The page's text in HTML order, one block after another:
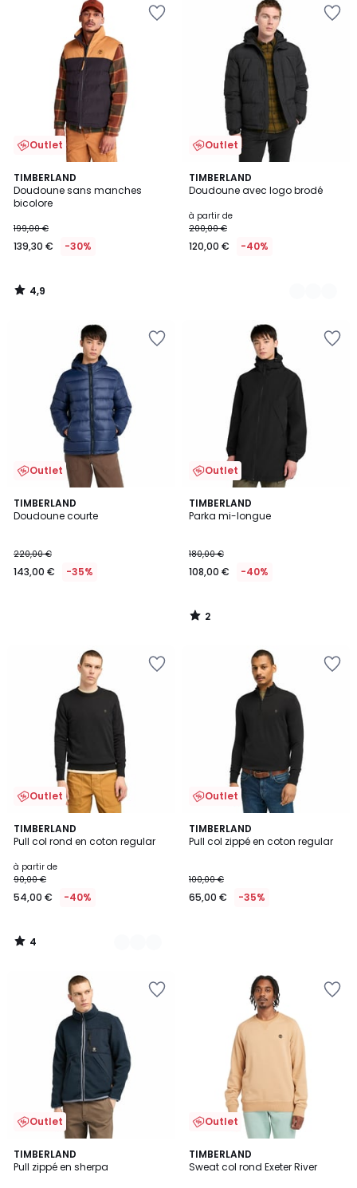
Outlet
TIMBERLAND
Doudoune sans manches
bicolore
199,00 €
139,30 € -30%
4,9
/ 5
4,9
/
Outlet
TIMBERLAND
Doudoune avec logo brodé
à partir de
200,00 €
120,00 € -40%
2
Couleurs
Outlet
TIMBERLAND
Doudoune courte
220,00 €
143,00 € -35%
Outlet
TIMBERLAND
Parka mi-longue
180,00 €
108,00 € -40%
2
/
2
/
Outlet
TIMBERLAND
Pull col rond en coton regular
à partir de
90,00 €
54,00 € -40%
4
/
2
Couleurs
4
/
Outlet
TIMBERLAND
Pull col zippé en coton regular
100,00 €
65,00 € -35%
Outlet
TIMBERLAND
Pull zippé en sherpa
Outlet
TIMBERLAND
Sweat col rond Exeter River
5
/